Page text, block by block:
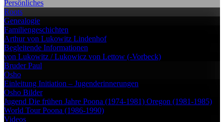
Persönliches
Roots
Genealogie
Familiengeschichten
Arthur von Lukowitz Lindenhof
Begleitende Informationen
von Lukowitz / Lukowicz von Lettow (-Vorbeck)
Bruder Paul
Osho
Einleitung Initiation – Jugenderinnerungen
Osho Bilder
Jugend Die frühen Jahre Poona (1974-1981) Oregon (1981-1985)
World TourPoona (1986-1990)
Videos